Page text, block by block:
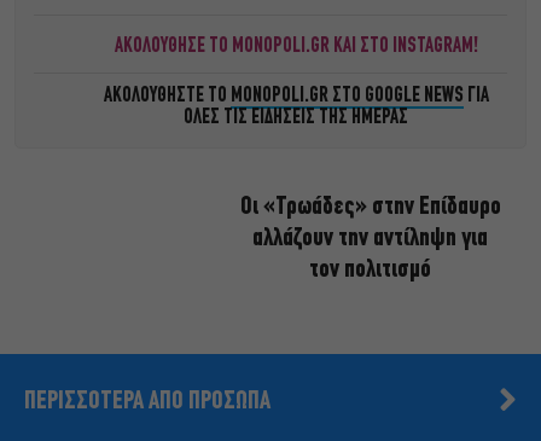
ΑΚΟΛΟΥΘΗΣΕ ΤΟ MONOPOLI.GR ΚΑΙ ΣΤΟ INSTAGRAM!
ΑΚΟΛΟΥΘΗΣΤΕ ΤΟ MONOPOLI.GR ΣΤΟ GOOGLE NEWS ΓΙΑ
ΟΛΕΣ ΤΙΣ ΕΙΔΗΣΕΙΣ ΤΗΣ ΗΜΕΡΑΣ
Οι «Τρωάδες» στην Επίδαυρο
αλλάζουν την αντίληψη για
τον πολιτισμό
ΠΕΡΙΣΣΟΤΕΡΑ ΑΠΟ ΠΡΟΣΩΠΑ